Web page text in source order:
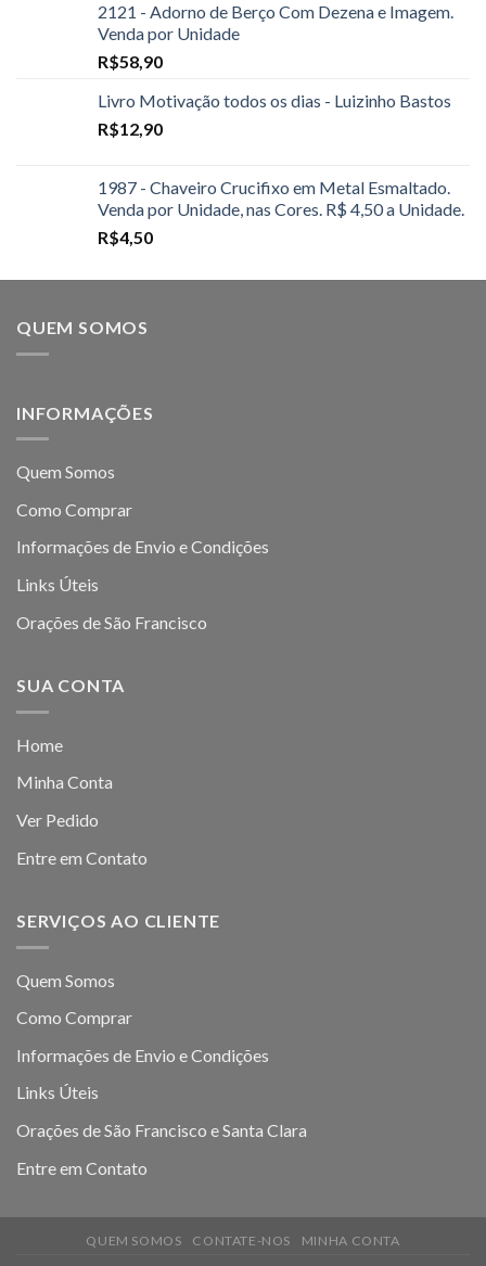
2121 - Adorno de Berço Com Dezena e Imagem.
Venda por Unidade
R$58,90
Livro Motivação todos os dias - Luizinho Bastos
R$12,90
1987 - Chaveiro Crucifixo em Metal Esmaltado.
Venda por Unidade, nas Cores. R$ 4,50 a Unidade.
R$4,50
QUEM SOMOS
INFORMAÇÕES
Quem Somos
Como Comprar
Informações de Envio e Condições
Links Úteis
Orações de São Francisco
SUA CONTA
Home
Minha Conta
Ver Pedido
Entre em Contato
SERVIÇOS AO CLIENTE
Quem Somos
Como Comprar
Informações de Envio e Condições
Links Úteis
Orações de São Francisco e Santa Clara
Entre em Contato
QUEM SOMOS CONTATE-NOS MINHA CONTA